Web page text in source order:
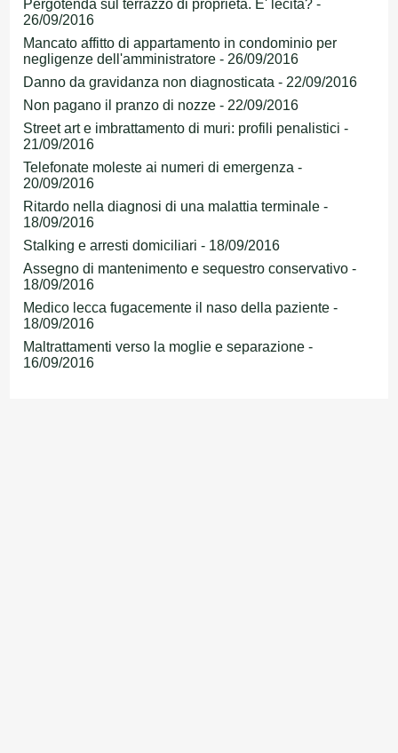
Pergotenda sul terrazzo di proprietà. E' lecita? -
26/09/2016
Mancato affitto di appartamento in condominio per
negligenze dell'amministratore - 26/09/2016
Danno da gravidanza non diagnosticata - 22/09/2016
Non pagano il pranzo di nozze - 22/09/2016
Street art e imbrattamento di muri: profili penalistici -
21/09/2016
Telefonate moleste ai numeri di emergenza -
20/09/2016
Ritardo nella diagnosi di una malattia terminale -
18/09/2016
Stalking e arresti domiciliari - 18/09/2016
Assegno di mantenimento e sequestro conservativo -
18/09/2016
Medico lecca fugacemente il naso della paziente -
18/09/2016
Maltrattamenti verso la moglie e separazione -
16/09/2016